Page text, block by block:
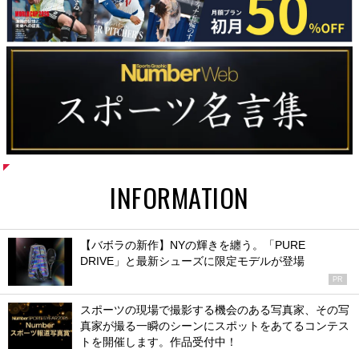
INFORMATION
【バボラの新作】NYの輝きを纏う。「PURE
DRIVE」と最新シューズに限定モデルが登場
PR
スポーツの現場で撮影する機会のある写真家、その写
真家が撮る一瞬のシーンにスポットをあてるコンテス
トを開催します。作品受付中！